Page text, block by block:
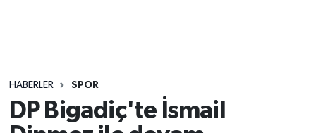
HABERLER SPOR
DP Bigadiç'te İsmail